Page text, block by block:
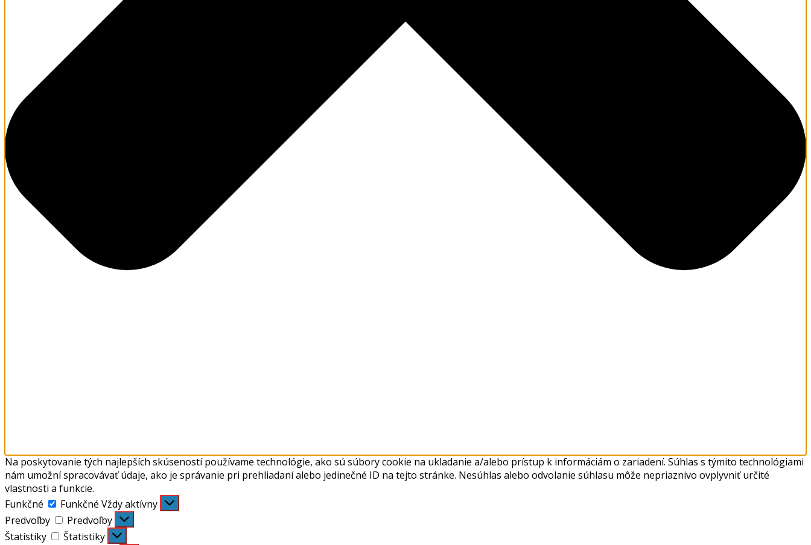
Na poskytovanie tých najlepších skúseností používame technológie, ako sú súbory cookie na ukladanie a/alebo prístup k informáciám o zariadení. Súhlas s týmito technológiami
nám umožní spracovávať údaje, ako je správanie pri prehliadaní alebo jedinečné ID na tejto stránke. Nesúhlas alebo odvolanie súhlasu môže nepriaznivo ovplyvniť určité
vlastnosti a funkcie.
Funkčné
Funkčné Vždy aktívny
Predvoľby
Predvoľby
Štatistiky
Štatistiky